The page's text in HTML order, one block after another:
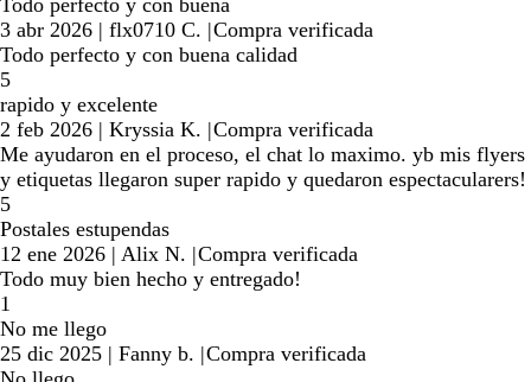
3 abr 2026 | flx0710 C. |Compra verificada
Todo perfecto y con buena calidad
5
rapido y excelente
2 feb 2026 | Kryssia K. |Compra verificada
Me ayudaron en el proceso, el chat lo maximo. yb mis flyers
y etiquetas llegaron super rapido y quedaron espectacularers!
5
Postales estupendas
12 ene 2026 | Alix N. |Compra verificada
Todo muy bien hecho y entregado!
1
No me llego
25 dic 2025 | Fanny b. |Compra verificada